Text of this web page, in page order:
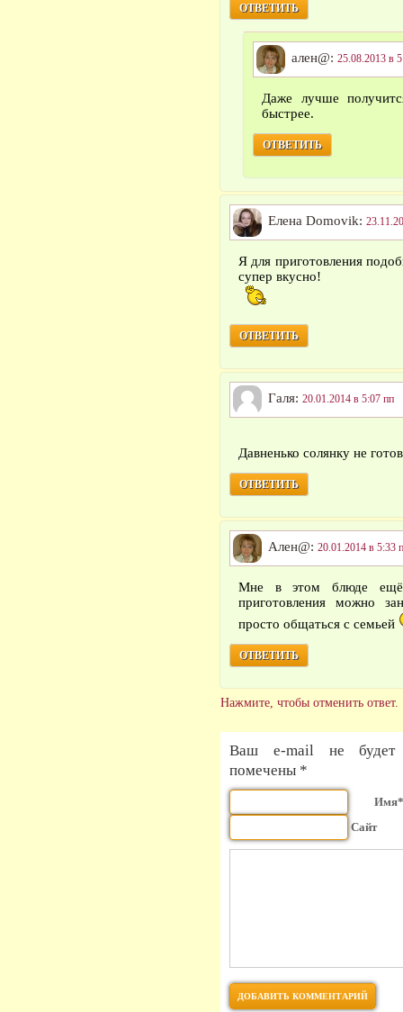
ОТВЕТИТЬ
ален@: 25.08.2013 в
Даже лучше
быстрее.
ОТВЕТИТЬ
Елена Domovik:
Я для приготовления
супер вкусно!
ОТВЕТИТЬ
Галя: 20.01.2014 в 5:07 пп
Давненько солянку не
ОТВЕТИТЬ
Ален@: 20.01.2014 в 5:33
Мне в этом блюде ещё
приготовления можно
просто общаться с семьей
ОТВЕТИТЬ
Нажмите, чтобы отменить ответ.
Ваш e-mail не будет
помечены *
Имя*
Сайт